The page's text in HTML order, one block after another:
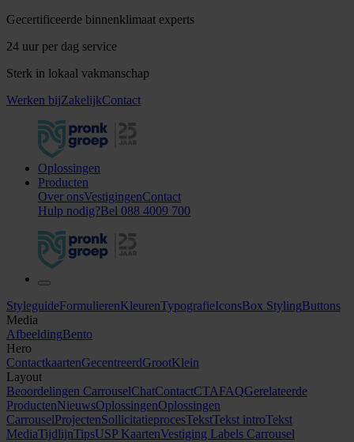
Gecertificeerde binnenklimaat experts
24 uur per dag service
Sterk in lokaal vakmanschap
Werken bijZakelijkContact
Oplossingen
Producten
Over onsVestigingenContact
Hulp nodig?Bel 088 4009 700
Bel 088 4009 700
StyleguideFormulierenKleurenTypografieIconsBox StylingButtons
Media
AfbeeldingBento
Hero
ContactkaartenGecentreerdGrootKlein
Layout
Beoordelingen CarrouselChatContactCTAFAQGerelateerde
ProductenNieuwsOplossingenOplossingen
CarrouselProjectenSollicitatieprocesTekstTekst introTekst
MediaTijdlijnTipsUSP KaartenVestiging Labels Carrousel